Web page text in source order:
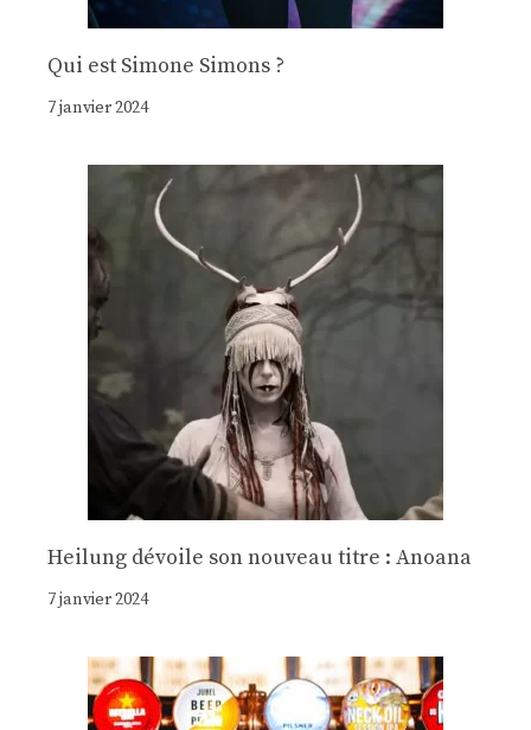
Qui est Simone Simons ?
7 janvier 2024
Heilung dévoile son nouveau titre : Anoana
7 janvier 2024